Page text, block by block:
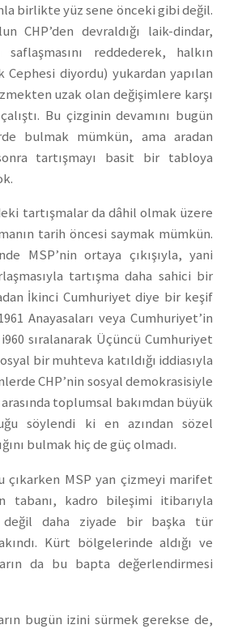
birlikte yüz sene önceki gibi değil.
CHP’den devraldığı laik-dindar,
reddederek, halkın
Cephesi diyordu) yukardan yapılan
uzak olan değişimlere karşı
Bu çizginin devamını bugün
bulmak mümkün, ama aradan
tartışmayı basit bir tabloya
tartışmalar da dâhil olmak üzere
tarih öncesi saymak mümkün.
MSP’nin ortaya çıkışıyla, yani
tartışma daha sahici bir
İkinci Cumhuriyet diye bir keşif
Anayasaları veya Cumhuriyet’in
sıralanarak Üçüncü Cumhuriyet
bir muhteva katıldığı iddiasıyla
CHP’nin sosyal demokrasisiyle
toplumsal bakımdan büyük
söylendi ki en azından sözel
bulmak hiç de güç olmadı.
çıkarken MSP yan çizmeyi marifet
tabanı, kadro bileşimi itibarıyla
değil daha ziyade bir başka tür
Kürt bölgelerinde aldığı ve
da bu bapta değerlendirmesi
bugün izini sürmek gerekse de,